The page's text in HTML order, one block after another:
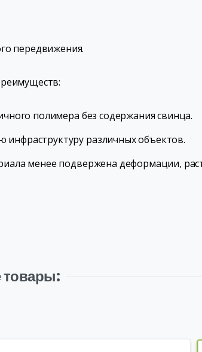
передвижения.
полимера без содержания свинца.
различных объектов.
менее подвержена деформации,
товары: